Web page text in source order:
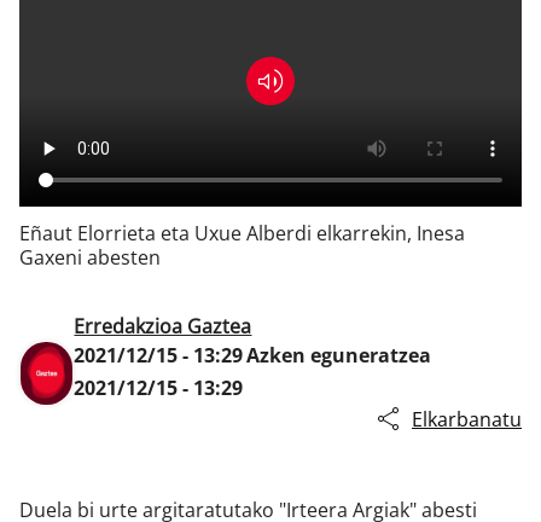
Klisk
Eñaut Elorrieta eta Uxue Alberdi elkarrekin, Inesa
Gaxeni abesten
Erredakzioa Gaztea
2021/12/15 - 13:29Azken eguneratzea
2021/12/15 - 13:29
Elkarbanatu
Duela bi urte argitaratutako "Irteera Argiak" abesti